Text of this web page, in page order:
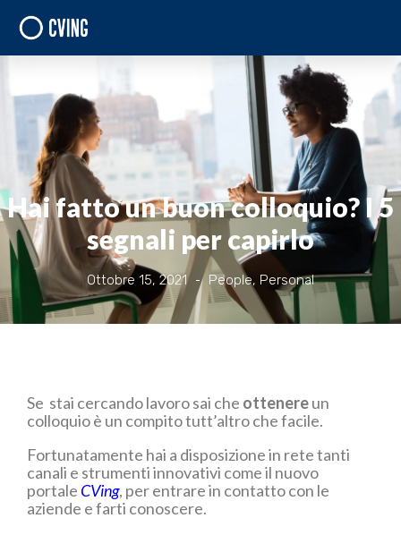
Hai fatto un buon colloquio? I 5
segnali per capirlo
Ottobre 15, 2021 People, Personal
Se stai cercando lavoro sai che ottenereun
colloquio è un compito tutt’altro che facile.
Fortunatamente hai a disposizione in rete tanti
canali e strumenti innovativi come il nuovo
portale CVing, per entrare in contatto con le
aziende e farti conoscere.